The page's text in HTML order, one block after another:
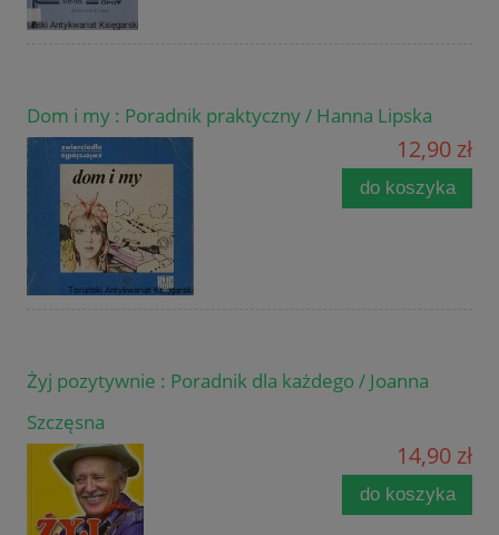
Dom i my : Poradnik praktyczny / Hanna Lipska
12,90 zł
do koszyka
Żyj pozytywnie : Poradnik dla każdego / Joanna
Szczęsna
14,90 zł
do koszyka